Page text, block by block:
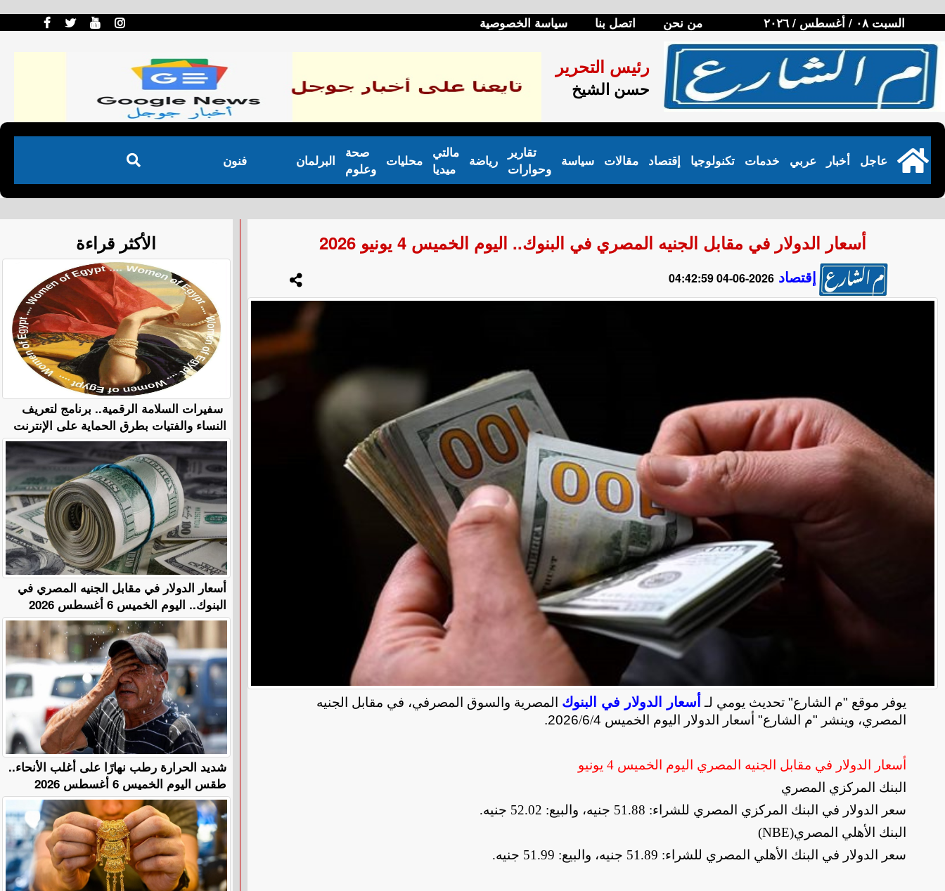
السبت ٠٨ / أغسطس / ٢٠٢٦ من نحن اتصل بنا سياسة الخصوصية
رئيس التحرير
حسن الشيخ
فنون البرلمان
صحة
وعلوم
محليات
مالتي
ميديا
رياضة
تقارير
وحوارات
سياسة مقالات إقتصاد تكنولوجيا خدمات عربي أخبار عاجل
أسعار الدولار في مقابل الجنيه المصري في البنوك.. اليوم الخميس 4 يونيو 2026
إقتصاد 2026-06-04 04:42:59
يوفر موقع "م الشارع" تحديث يومي لـ أسعار الدولار في البنوك المصرية والسوق المصرفي، في مقابل الجنيه
المصري، وينشر "م الشارع" أسعار الدولار اليوم الخميس 4
/
6
/
2026.
أسعار الدولار في مقابل الجنيه المصري اليوم الخميس 4 يونيو
البنك المركزي المصري
سعر الدولار في البنك المركزي المصري للشراء: 51.88 جنيه، والبيع: 52.02 جنيه
.
البنك الأهلي المصري(NBE)
سعر الدولار في البنك الأهلي المصري للشراء: 51.89 جنيه، والبيع: 51.99 جنيه
.
الأكثر قراءة
سفيرات السلامة الرقمية.. برنامج لتعريف
النساء والفتيات بطرق الحماية على الإنترنت
أسعار الدولار في مقابل الجنيه المصري في
البنوك.. اليوم الخميس 6 أغسطس 2026
​شديد الحرارة رطب نهارًا على أغلب الأنحاء..
طقس اليوم الخميس 6 أغسطس 2026